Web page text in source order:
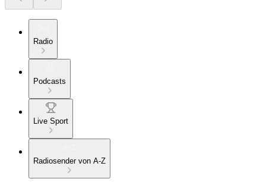
Radio
Podcasts
Live Sport
Radiosender von A-Z